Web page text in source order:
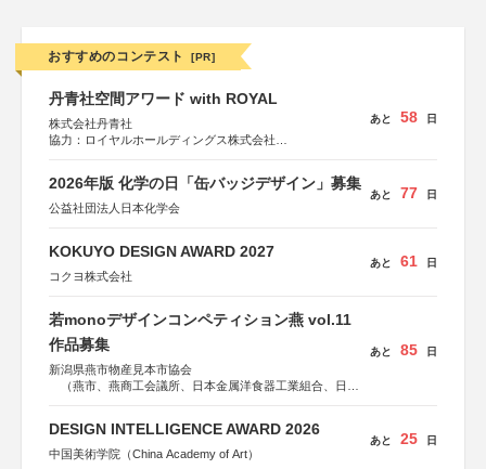
おすすめのコンテスト [PR]
丹青社空間アワード with ROYAL
株式会社丹青社
協力：ロイヤルホールディングス株式会社
あと 58 日
2026年版 化学の日「缶バッジデザイン」募集
公益社団法人日本化学会
あと 77 日
KOKUYO DESIGN AWARD 2027
コクヨ株式会社
あと 61 日
若monoデザインコンペティション燕 vol.11
作品募集
新潟県燕市物産見本市協会
（燕市、燕商工会議所、日本金属洋食器工業組合、日本
あと 85 日
DESIGN INTELLIGENCE AWARD 2026
中国美術学院（China Academy of Art）
あと 25 日